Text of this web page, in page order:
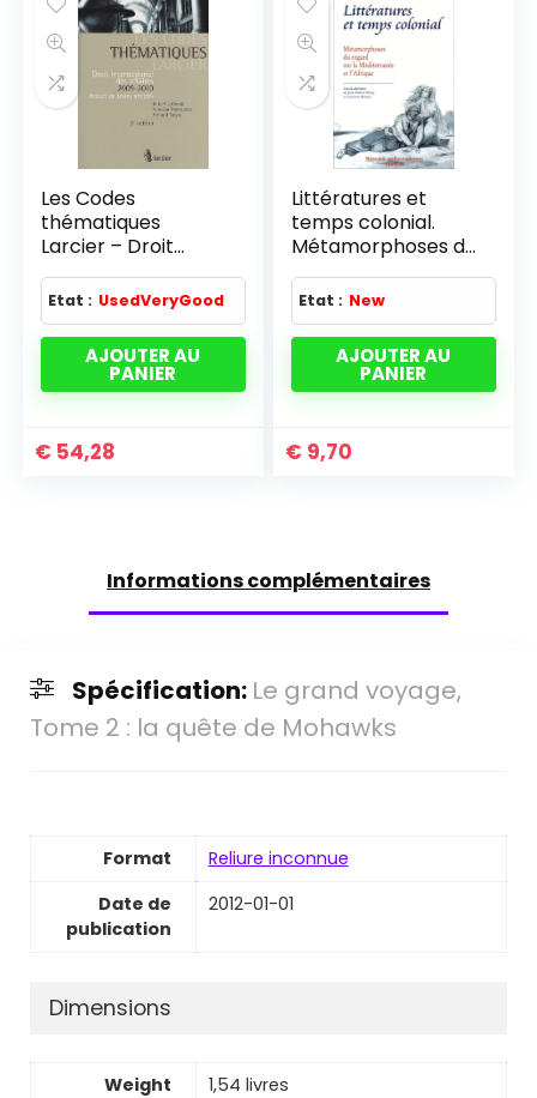
Les Codes
thématiques
Larcier – Droit
international des
affaires 2009-2010
Etat : UsedVeryGood
AJOUTER AU
PANIER
€ 54,28
Littératures et
temps colonial.
Métamorphoses du
regard sur la
Méditerranée et
l'Afrique
Etat : New
AJOUTER AU
PANIER
€ 9,70
Informations complémentaires
Spécification: Le grand voyage,
Tome 2 : la quête de Mohawks
Format
Reliure inconnue
Date de
publication
2012-01-01
Dimensions
Weight 1,54 livres